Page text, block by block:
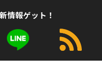
情報ゲット！